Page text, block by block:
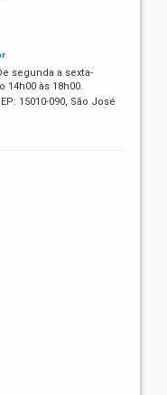
segunda a sexta-
14h00 às 18h00.
15010-090, São José